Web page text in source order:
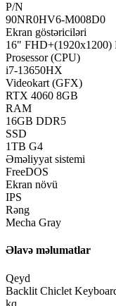
P/N
90NR0HV6-M008D0
Ekran göstəriciləri
16" FHD+(1920x1200)
Prosessor (CPU)
i7-13650HX
Videokart (GFX)
RTX 4060 8GB
RAM
16GB DDR5
SSD
1TB G4
Əməliyyat sistemi
FreeDOS
Ekran növü
IPS
Rəng
Mecha Gray
Əlavə məlumatlar
Qeyd
Backlit Chiclet
kq